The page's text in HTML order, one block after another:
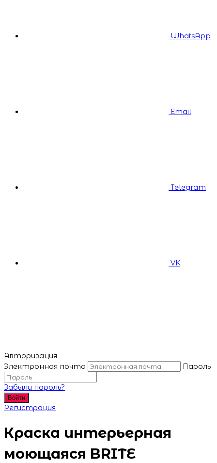
WhatsApp
Email
Telegram
VK
Авторизация
Электронная почта
Пароль
Забыли пароль?
Войти
Регистрация
Краска интерьерная
моющаяся BRITE